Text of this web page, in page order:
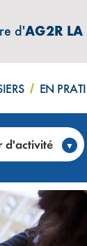
d'AG2R LA
EN
d'activité